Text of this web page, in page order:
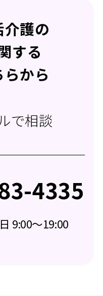
介護の
する
から
で相談
4335
9:00～19:00